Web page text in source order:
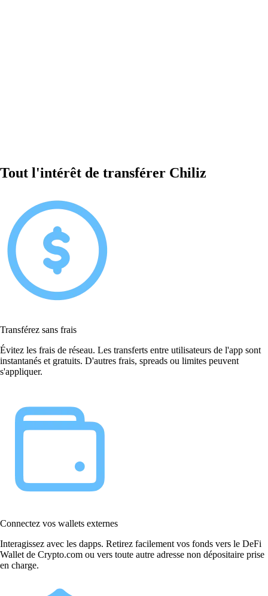
Tout l'intérêt de transférer Chiliz
Transférez sans frais
Évitez les frais de réseau. Les transferts entre utilisateurs de l'app sont
instantanés et gratuits. D'autres frais, spreads ou limites peuvent
s'appliquer.
Connectez vos wallets externes
Interagissez avec les dapps. Retirez facilement vos fonds vers le DeFi
Wallet de Crypto.com ou vers toute autre adresse non dépositaire prise
en charge.